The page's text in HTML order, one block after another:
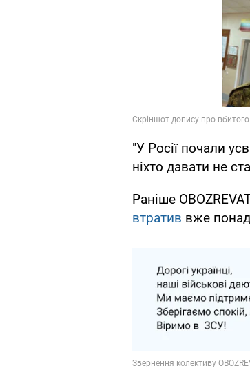
"У Росії почали
ніхто давати не
Раніше
втратив вже